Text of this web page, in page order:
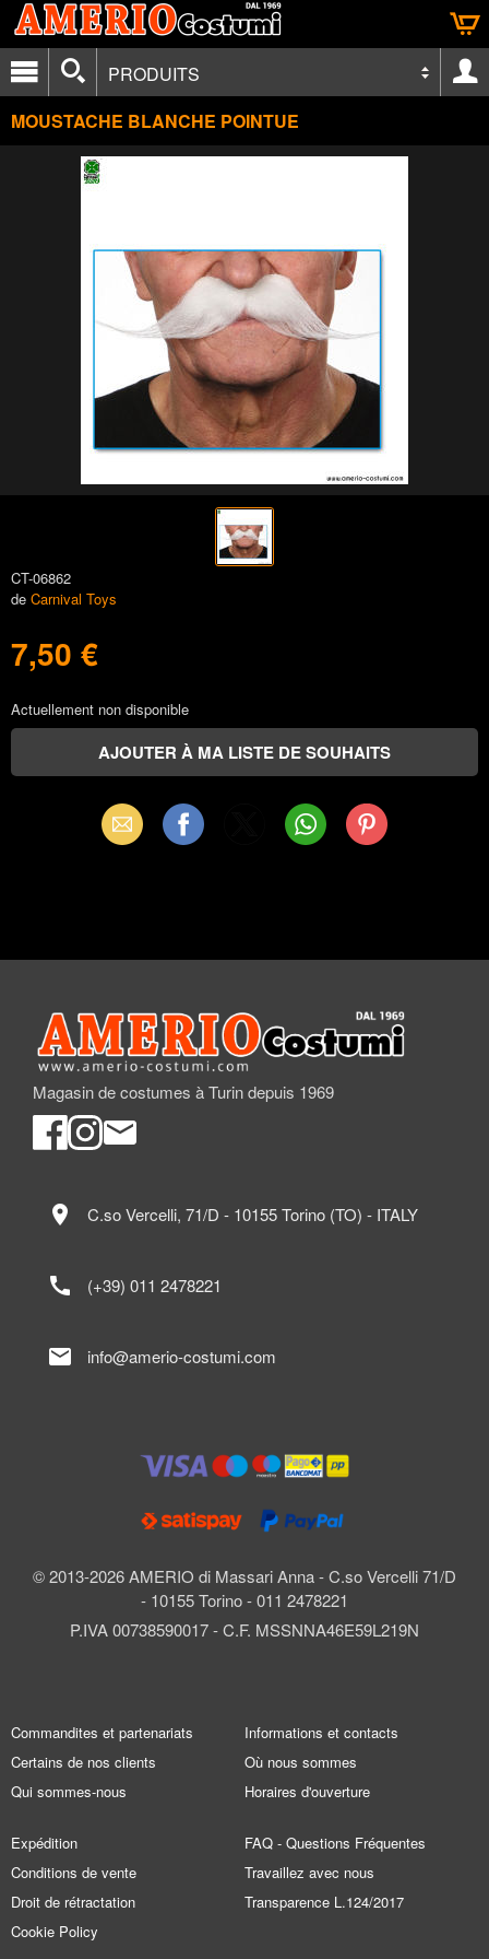
PRODUITS
MOUSTACHE BLANCHE POINTUE
CT-06862
de Carnival Toys
7,50 €
Actuellement non disponible
Email Facebook WhatsAppPinterest
Magasin de costumes à Turin depuis 1969
© 2013-2026 AMERIO di Massari Anna - C.so Vercelli 71/D
- 10155 Torino - 011 2478221
P.IVA 00738590017 - C.F. MSSNNA46E59L219N
location_on C.so Vercelli, 71/D - 10155 Torino (TO) - ITALY
call (+39) 011 2478221
mail info@amerio-costumi.com
Commandites et partenariats
Certains de nos clients
Qui sommes-nous
Informations et contacts
Où nous sommes
Horaires d'ouverture
Expédition
Conditions de vente
Droit de rétractation
Cookie Policy
FAQ - Questions Fréquentes
Travaillez avec nous
Transparence L.124/2017